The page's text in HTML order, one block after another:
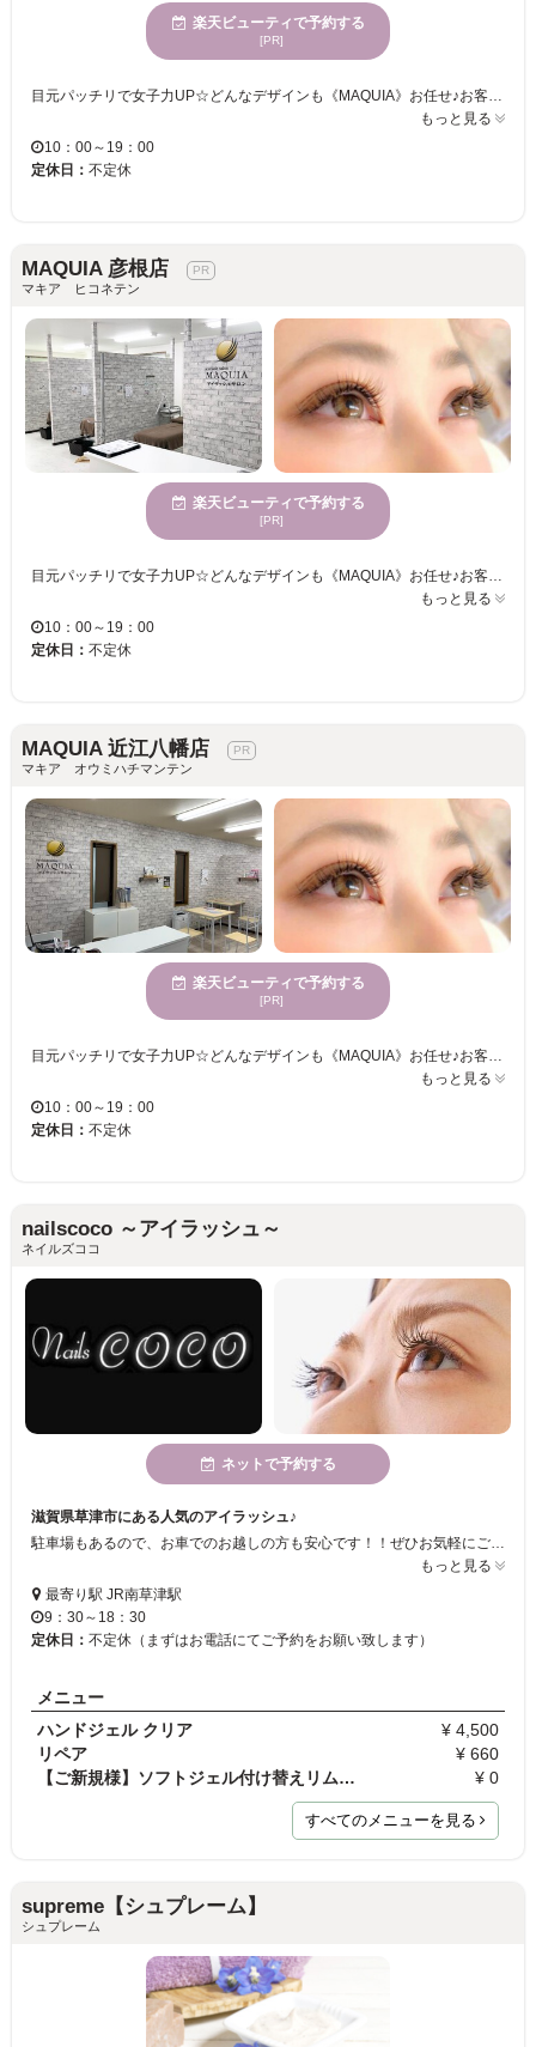
楽天ビューティで予約する
[PR]
目元パッチリで女子力UP☆どんなデザインも《MAQUIA》お任せ♪お客様のお仕事や普段の生活に合わせて、ナチュラルからボリュームUPまでプロがご提案致します！！エクステの種類が豊富＆高技術者の施術で満足度は◎“モチの良さ＆リーズナブルな価格”も自慢なので、『パッチリeye』がずっと続く★《MAQUIA》で輝く目元を手に入れてみませんか♪？
もっと見る
10：00～19：00
定休日： 不定休
MAQUIA 彦根店
マキア ヒコネテン
楽天ビューティで予約する
[PR]
目元パッチリで女子力UP☆どんなデザインも《MAQUIA》お任せ♪お客様のお仕事や普段の生活に合わせて、ナチュラルからボリュームUPまでプロがご提案致します！！エクステの種類が豊富＆高技術者の施術で満足度は◎“モチの良さ＆リーズナブルな価格”も自慢なので、『パッチリeye』がずっと続く★《MAQUIA》で輝く目元を手に入れてみませんか♪？
もっと見る
10：00～19：00
定休日： 不定休
MAQUIA 近江八幡店
マキア オウミハチマンテン
楽天ビューティで予約する
[PR]
目元パッチリで女子力UP☆どんなデザインも《MAQUIA》お任せ♪お客様のお仕事や普段の生活に合わせて、ナチュラルからボリュームUPまでプロがご提案致します！！エクステの種類が豊富＆高技術者の施術で満足度は◎“モチの良さ＆リーズナブルな価格”も自慢なので、『パッチリeye』がずっと続く★《MAQUIA》で輝く目元を手に入れてみませんか♪？
もっと見る
10：00～19：00
定休日： 不定休
nailscoco ～アイラッシュ～
ネイルズココ
ネットで予約する
滋賀県草津市にある人気のアイラッシュ♪
もっと見る
最寄り駅 JR南草津駅
9：30～18：30
定休日： 不定休（まずはお電話にてご予約をお願い致します）
メニュー
ハンドジェル クリア
¥ 4,500
リペア
¥ 660
【ご新規様】ソフトジェル付け替えリムーブ（10本）
¥ 0
すべてのメニューを見る
supreme【シュプレーム】
シュプレーム